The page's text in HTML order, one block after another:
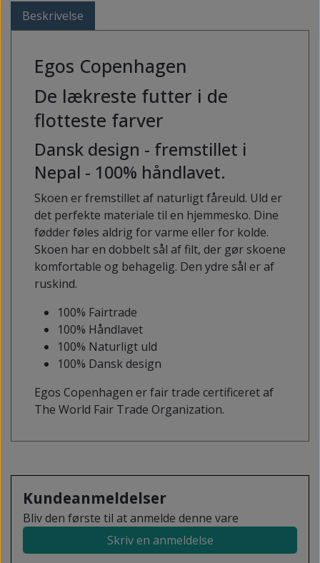
Beskrivelse
Egos Copenhagen
De lækreste futter i de
flotteste farver
Dansk design - fremstillet i
Nepal - 100% håndlavet.
Skoen er fremstillet af naturligt fåreuld. Uld er
det perfekte materiale til en hjemmesko. Dine
fødder føles aldrig for varme eller for kolde.
Skoen har en dobbelt sål af filt, der gør skoene
komfortable og behagelig. Den ydre sål er af
ruskind.
100% Fairtrade
100% Håndlavet
100% Naturligt uld
100% Dansk design
Egos Copenhagen er fair trade certificeret af
The World Fair Trade Organization.
Kundeanmeldelser
Bliv den første til at anmelde denne vare
Skriv en anmeldelse